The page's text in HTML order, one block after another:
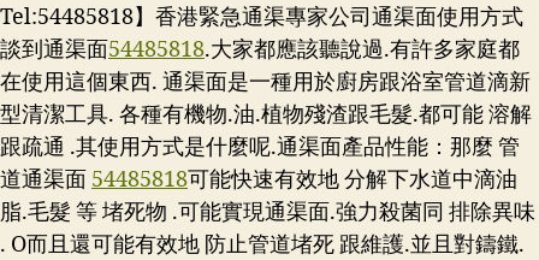
Tel:54485818】香港緊急通渠專家公司通渠面使用方式
談到通渠面54485818.大家都應該聽說過.有許多家庭都
在使用這個東西. 通渠面是一種用於廚房跟浴室管道滴新
型清潔工具. 各種有機物.油.植物殘渣跟毛髮.都可能 溶解
跟疏通 .其使用方式是什麼呢.通渠面產品性能：那麼 管
道通渠面 54485818可能快速有效地 分解下水道中滴油
脂.毛髮 等 堵死物 .可能實現通渠面.強力殺菌同 排除異味
. O而且還可能有效地 防止管道堵死 跟維護.並且對鑄鐵.